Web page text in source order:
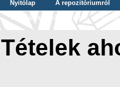
Nyitólap A repozitóriumról
Tallózás szerző szerint
Tételek